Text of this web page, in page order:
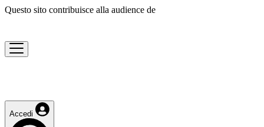
Questo sito contribuisce alla audience de
Accedi